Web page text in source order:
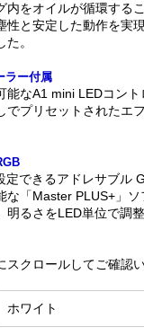
内をオイルが循環する
性と安定した動作を実
。
ラー付属
能なA1 mini LEDコン
でプリセットされたエ
定できるアドレサブル
「Master PLUS+」ソ
るさをLED単位で調整
スクロールしてご確認
ホワイト